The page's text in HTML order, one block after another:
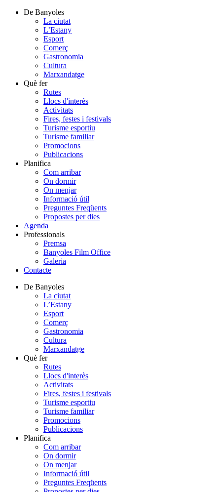
De Banyoles
La ciutat
L’Estany
Esport
Comerç
Gastronomia
Cultura
Marxandatge
Què fer
Rutes
Llocs d'interès
Activitats
Fires, festes i festivals
Turisme esportiu
Turisme familiar
Promocions
Publicacions
Planifica
Com arribar
On dormir
On menjar
Informació útil
Preguntes Freqüents
Propostes per dies
Agenda
Professionals
Premsa
Banyoles Film Office
Galeria
Contacte
De Banyoles
La ciutat
L’Estany
Esport
Comerç
Gastronomia
Cultura
Marxandatge
Què fer
Rutes
Llocs d'interès
Activitats
Fires, festes i festivals
Turisme esportiu
Turisme familiar
Promocions
Publicacions
Planifica
Com arribar
On dormir
On menjar
Informació útil
Preguntes Freqüents